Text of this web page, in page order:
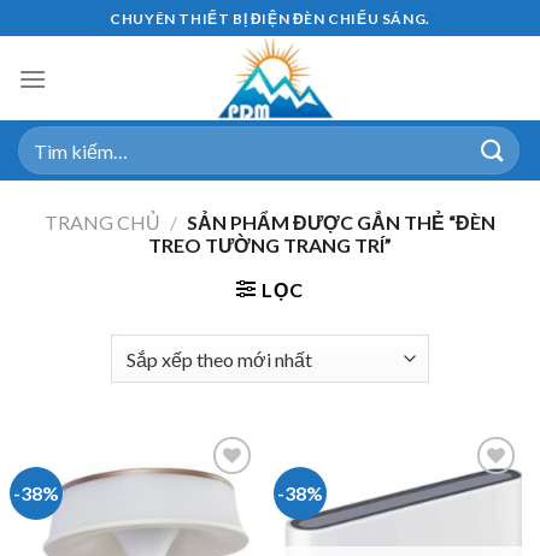
to
content
CHUYÊN THIẾT BỊ ĐIỆN ĐÈN CHIẾU SÁNG.
Tìm
kiếm:
TRANG CHỦ / SẢN PHẨM ĐƯỢC GẮN THẺ “ĐÈN
TREO TƯỜNG TRANG TRÍ”
LỌC
-38% -38%